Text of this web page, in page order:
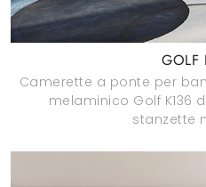
GOLF
Camerette a ponte per
melaminico Golf K136
stanzette